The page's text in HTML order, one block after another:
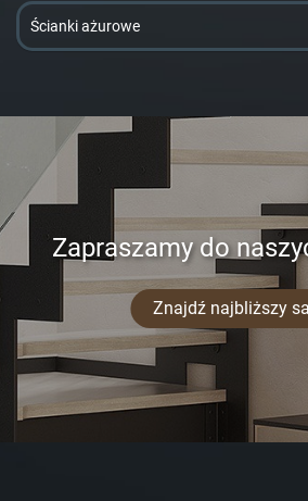
Ścianki ażurowe
Zapraszamy do
Znajdź najbliższy